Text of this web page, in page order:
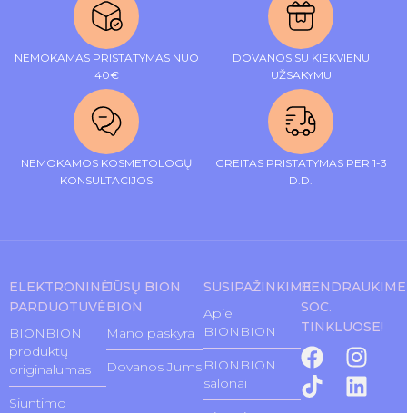
NEMOKAMAS PRISTATYMAS NUO
40€
DOVANOS SU KIEKVIENU
UŽSAKYMU
NEMOKAMOS KOSMETOLOGŲ
KONSULTACIJOS
GREITAS PRISTATYMAS PER 1-3
D.D.
ELEKTRONINĖ
PARDUOTUVĖ
BIONBION
produktų
originalumas
Siuntimo
JŪSŲ BION
BION
Mano paskyra
Dovanos Jums
SUSIPAŽINKIME
Apie
BIONBION
BIONBION
salonai
BENDRAUKIME
SOC.
TINKLUOSE!